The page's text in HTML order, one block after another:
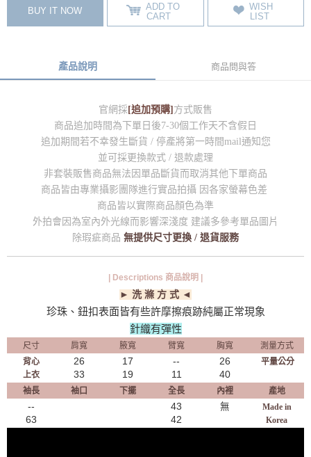
BUY IT NOW
ADD TO
CART
WISH
LIST
產品說明 商品問與答
官網採[追加預購]方式販售
商品追加時間為下單日後7-30個工作天不含假日
追加期間若不幸發生斷貨 / 停產將第一時間mail通知您
並可採更換款式 / 退款處理
非套裝販售商品無法因單品斷貨而取消其他下單商品
商品皆由專業攝影團隊進行實品拍攝 因各家螢幕色差
商品皆以實際商品顏色為準
外拍會因為室內外光線而影響深淺度 建議多參考單品圖片
除瑕疵商品 無提供尺寸更換 / 退貨服務
| Descriptions 商品說明 |
► 洗 滌 方 式 ◄
珍珠、鈕扣表面皆有些許摩擦痕跡純屬正常現象
針織有彈性
尺寸 肩寬 腋寬 臂寬 胸寬
測量方式
背心
上衣
26
33
17
19
--
11
26
40
平量公分
袖長 袖口 下擺 全長 內裡 產地
--
63
43
​42
無
Made in
Korea